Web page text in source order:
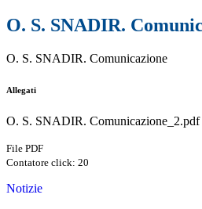
O. S. SNADIR.
O. S. SNADIR. Comunicazione
Allegati
O. S. SNADIR. Comunicazione_2.pdf
File PDF
Contatore click: 20
Notizie